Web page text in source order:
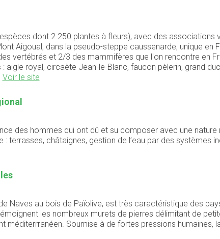
dont 2 250 plantes à fleurs), avec des associations
Aigoual, dans la pseudo-steppe caussenarde, unique en
vertébrés et 2/3 des mammifères que l'on rencontre en
aigle royal, circaète Jean-le-Blanc, faucon pèlerin, grand
Voir le site
des hommes qui ont dû et su composer avec une
: terrasses, châtaignes, gestion de l’eau par des systèmes
Naves au bois de Païolive, est très caractéristique des
les nombreux murets de pierres délimitant de
méditerrranéen. Soumise à de fortes pressions